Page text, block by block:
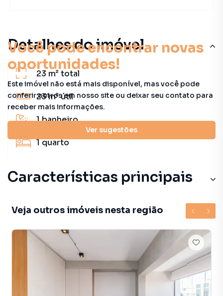
Você pode encontrar novas
oportunidades!
Este imóvel não está mais disponível, mas você pode
conferir outros em nosso site ou deixar seu contato para
receber mais informações.
Ver sugestões
Detalhes do imóvel
23 m²total
23 m²útil
1banheiro
1quarto
Características principais
Veja outros imóveis nesta região